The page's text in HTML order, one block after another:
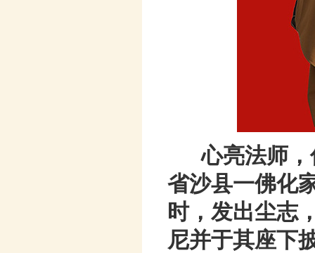
心亮法师
省沙县一佛化
时，发出尘志
尼并于其座下